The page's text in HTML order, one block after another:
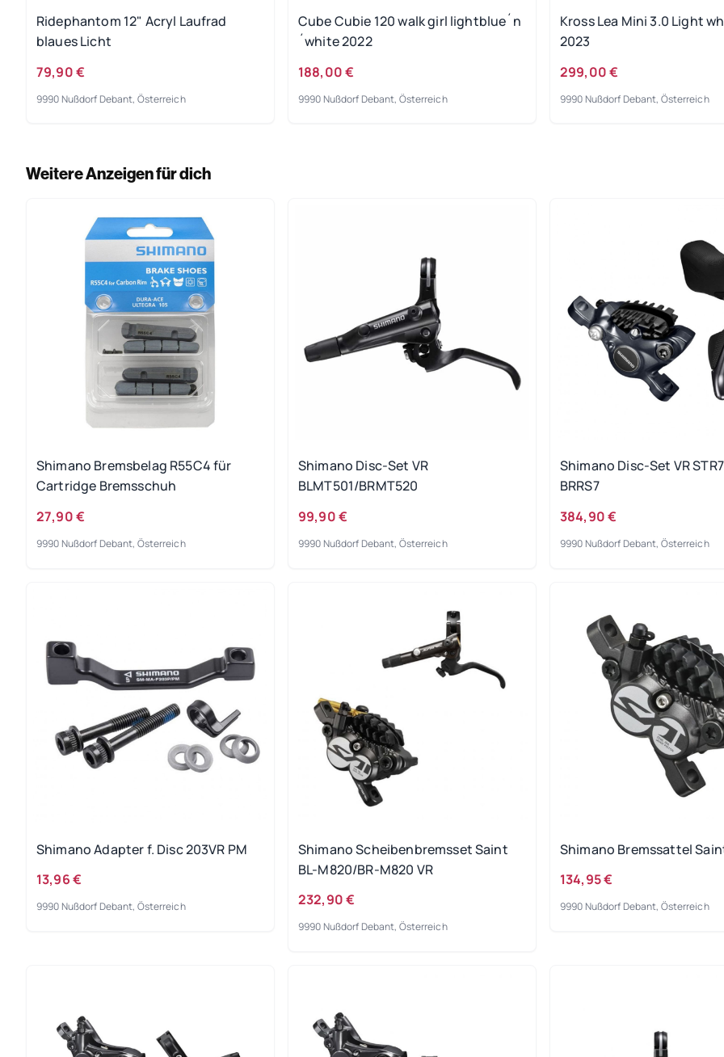
Ridephantom 12" Acryl Laufrad
blaues Licht
79,90 €
9990 Nußdorf Debant, Österreich
Cube Cubie 120 walk girl lightblue´n
´white 2022
188,00 €
9990 Nußdorf Debant, Österreich
Kross Lea Mini 3.0 Light
2023
299,00 €
9990 Nußdorf Debant, Österreich
Weitere Anzeigen für dich
Shimano Bremsbelag R55C4 für
Cartridge Bremsschuh
27,90 €
9990 Nußdorf Debant, Österreich
Shimano Disc-Set VR
BLMT501/BRMT520
99,90 €
9990 Nußdorf Debant, Österreich
Shimano Disc-Set VR
BRRS7
384,90 €
9990 Nußdorf Debant, Österreich
Shimano Adapter f. Disc 203VR PM
13,96 €
9990 Nußdorf Debant, Österreich
Shimano Scheibenbremsset Saint
BL-M820/BR-M820 VR
232,90 €
9990 Nußdorf Debant, Österreich
Shimano Bremssattel
134,95 €
9990 Nußdorf Debant, Österreich